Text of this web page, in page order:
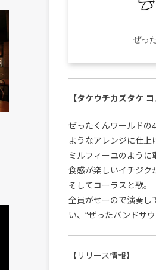
ぜっ
【タケウチカズタケ コ
ぜったくんワールドの
ようなアレンジに仕上
ミルフィーユのように
食感が楽しいイチジク
そしてコーラスと歌。
全員がせーので演奏し
い、“ぜったバンドサ
【リリース情報】